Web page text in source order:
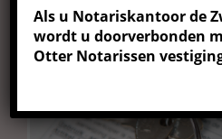
De
Meer
Als u Notariskantoor de
wordt u doorverbonden
Otter Notarissen